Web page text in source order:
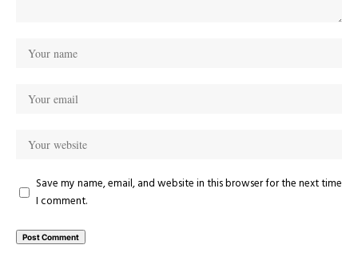
Save my name, email, and website in this browser for the next time
I comment.